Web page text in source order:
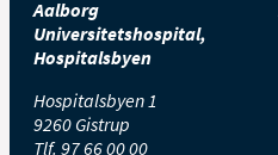
Aalborg
Universitetshospital,
Hospitalsbyen
Hospitalsbyen 1
9260 Gistrup
Tlf. 97 66 00 00